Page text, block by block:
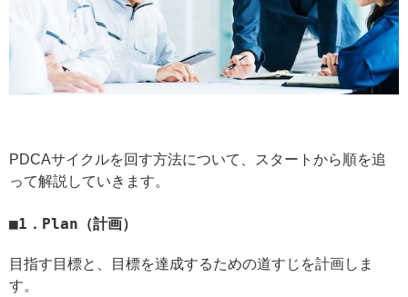
PDCAサイクルを回す方法について、スタートから順を追
って解説していきます。
1．Plan（計画）
目指す目標と、目標を達成するための道すじを計画しま
す。